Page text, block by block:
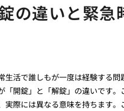
の違いと緊急
生活で誰しもが一度は経験する問
「開錠」と「解錠」の違いです。
実際には異なる意味を持ちます。